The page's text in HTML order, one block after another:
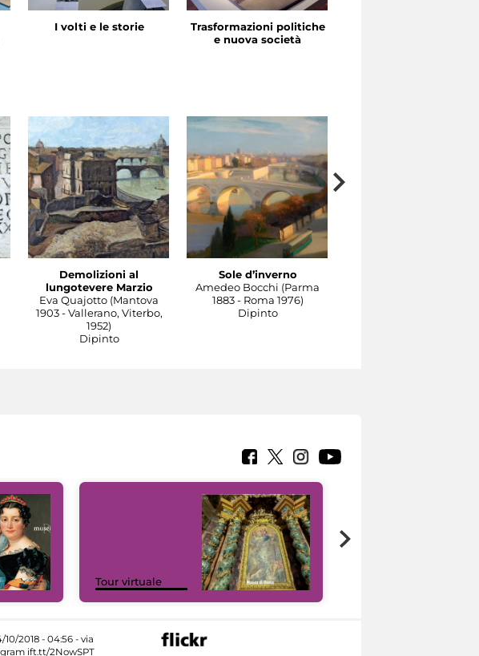
I volti e le storie
Trasformazioni politiche
e nuova società
Demolizioni al
lungotevere Marzio
Eva Quajotto (Mantova
1903 - Vallerano, Viterbo,
1952)
Dipinto
Sole d’inverno
Amedeo Bocchi (Parma
1883 - Roma 1976)
Dipinto
Tour virtuale